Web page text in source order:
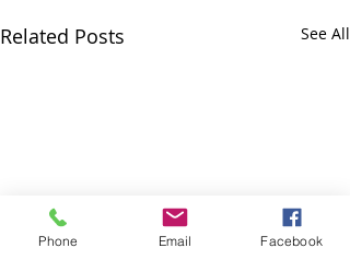
Related Posts See All
Phone Email Facebook